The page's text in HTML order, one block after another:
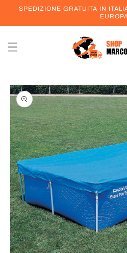
direttamente
SPEDIZIONE GRATUITA IN
Passa alle
informazioni
sul prodotto